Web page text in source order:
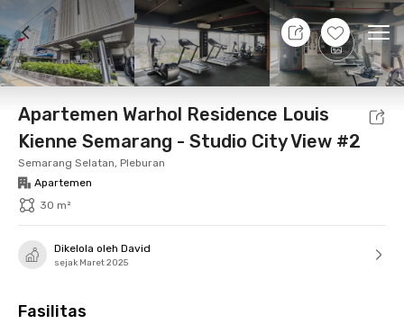
+13
9 Agt 26 - Belum tahu
Foto Fasilitas bersama Lokasi Aturan
Apartemen Warhol Residence Louis
Kienne Semarang - Studio City View #2
Semarang Selatan, Pleburan
Apartemen
30 m²
Dikelola oleh David
sejak Maret 2025
Fasilitas